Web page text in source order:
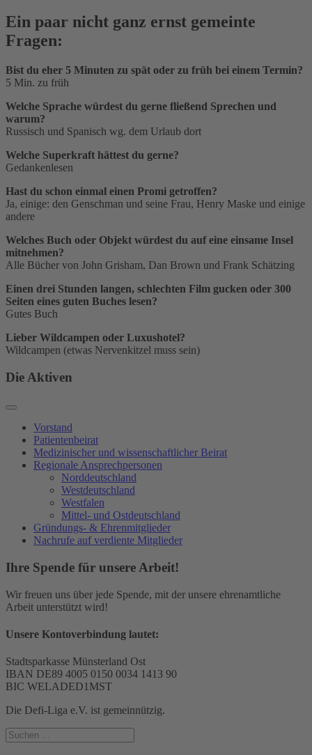
Ein paar nicht ganz ernst gemeinte
Fragen:
Bist du eher 5 Minuten zu spät oder zu früh bei einem Termin?
5 Min. zu früh
Welche Sprache würdest du gerne fließend Sprechen und
warum?
Russisch und Spanisch wg. dem Urlaub dort
Welche Superkraft hättest du gerne?
Gedankenlesen
Hast du schon einmal einen Promi getroffen?
Ja, einige: den Genschman und seine Frau, Henry Maske und einige
andere
Welches Buch oder Objekt würdest du auf eine einsame Insel
mitnehmen?
Alle Bücher von John Grisham, Dan Brown und Frank Schätzing
Einen drei Stunden langen, schlechten Film gucken oder 300
Seiten eines guten Buches lesen?
Gutes Buch
Lieber Wildcampen oder Luxushotel?
Wildcampen (etwas Nervenkitzel muss sein)
Die Aktiven
Vorstand
Patientenbeirat
Medizinischer und wissenschaftlicher Beirat
Regionale Ansprechpersonen
Norddeutschland
Westdeutschland
Westfalen
Mittel- und Ostdeutschland
Gründungs- & Ehrenmitglieder
Nachrufe auf verdiente Mitglieder
Ihre Spende für unsere Arbeit!
Wir freuen uns über jede Spende, mit der unsere ehrenamtliche
Arbeit unterstützt wird!
Unsere Kontoverbindung lautet:
Stadtsparkasse Münsterland Ost
IBAN DE89 4005 0150 0034 1413 90
BIC WELADED1MST
Die Defi-Liga e.V. ist gemeinnützig.